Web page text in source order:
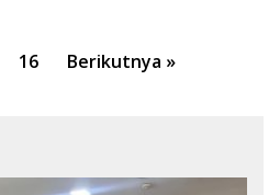
16 Berikutnya »